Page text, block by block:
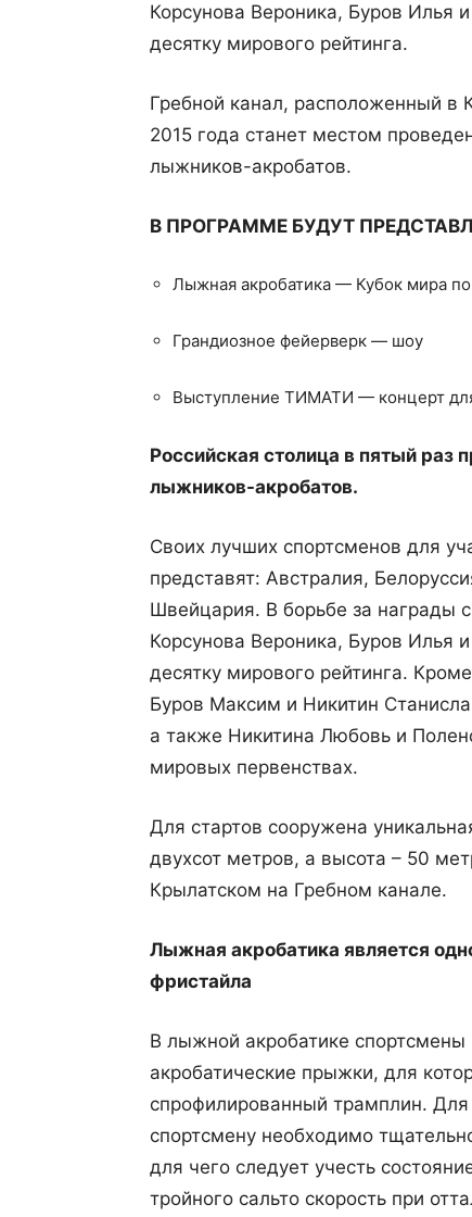
Корсунова Вероника, Буров
десятку мирового рейтинга.
Гребной канал, расположенный в
2015 года станет местом
лыжников-акробатов.
В ПРОГРАММЕ БУДУТ
Лыжная акробатика — Кубок мира
Грандиозное фейерверк — шоу
Выступление ТИМАТИ — концерт
Российская столица в пятый раз
лыжников-акробатов.
Своих лучших спортсменов для
представят: Австралия,
Швейцария. В борьбе за награды
Корсунова Вероника, Буров
десятку мирового рейтинга.
Буров Максим и Никитин
а также Никитина Любовь и
мировых первенствах.
Для стартов сооружена
двухсот метров, а высота – 50
Крылатском на Гребном канале.
Лыжная акробатика является
фристайла
В лыжной акробатике
акробатические прыжки, для
спрофилированный трамплин.
спортсмену необходимо
для чего следует учесть
тройного сальто скорость при